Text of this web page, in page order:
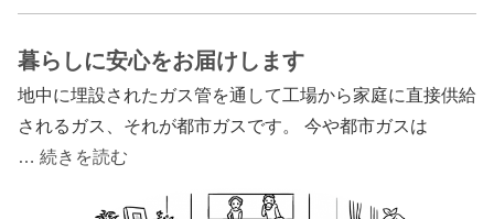
暮らしに安心をお届けします
地中に埋設されたガス管を通して工場から家庭に直接供給
されるガス、それが都市ガスです。 今や都市ガスは
… 続きを読む